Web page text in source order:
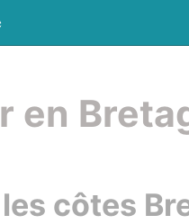
en
côtes